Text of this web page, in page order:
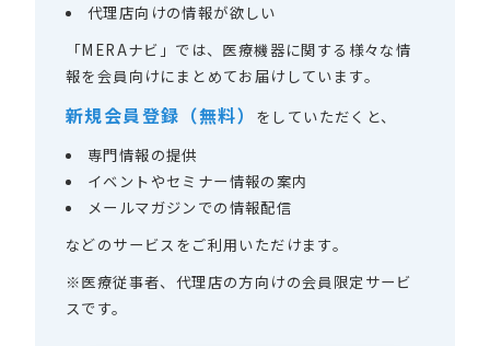
代理店向けの情報が欲しい
「MERAナビ」では、医療機器に関する様々な情
報を会員向けにまとめてお届けしています。
新規会員登録（無料）
をしていただくと、
専門情報の提供
イベントやセミナー情報の案内
メールマガジンでの情報配信
などのサービスをご利用いただけます。
※医療従事者、代理店の方向けの会員限定サービ
スです。